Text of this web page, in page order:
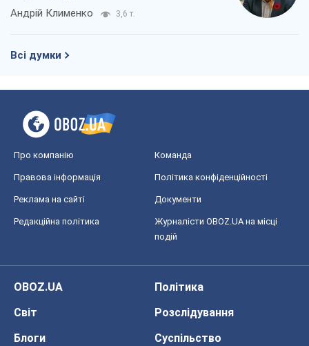
Андрій Клименко 3,6 т.
Всі думки
Про компанію Команда
Правова інформація Політика конфіденційності
Реклама на сайті Документи
Редакційна політика
Журналісти OBOZ.UA на місці
подій
OBOZ.UA
Політика
Світ
Розслідування
Блоги
Суспільство